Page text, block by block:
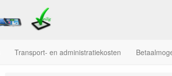
Transport- en administratiekosten